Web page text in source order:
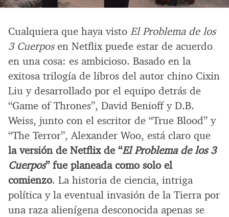
Cualquiera que haya visto El Problema de los
3 Cuerposen Netflix puede estar de acuerdo
en una cosa: es ambicioso. Basado en la
exitosa trilogía de libros del autor chino Cixin
Liu y desarrollado por el equipo detrás de
“Game of Thrones”, David Benioff y D.B.
Weiss, junto con el escritor de “True Blood” y
“The Terror”, Alexander Woo, está claro que
la versión de Netflix de “El Problema de los 3
Cuerpos” fue planeada como solo el
comienzo. La historia de ciencia, intriga
política y la eventual invasión de la Tierra por
una raza alienígena desconocida apenas se